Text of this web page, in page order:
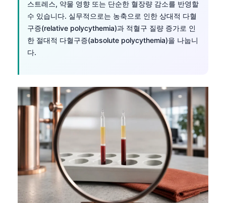
스트레스, 약물 영향 또는 단순한 혈장량 감소를 반영할
수 있습니다. 실무적으로는 농축으로 인한 상대적 다혈
구증(relative polycythemia)과 적혈구 질량 증가로 인
한 절대적 다혈구증(absolute polycythemia)을 나눕니
다.